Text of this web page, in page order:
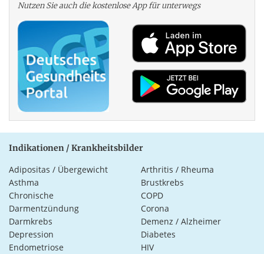
Nutzen Sie auch die kosten­lose App für unterwegs
Indikationen / Krankheitsbilder
Adipositas / Übergewicht
Arthritis / Rheuma
Asthma
Brustkrebs
Chronische
Darmentzündung
COPD
Corona
Darmkrebs
Demenz / Alzheimer
Depression
Diabetes
Endometriose
HIV